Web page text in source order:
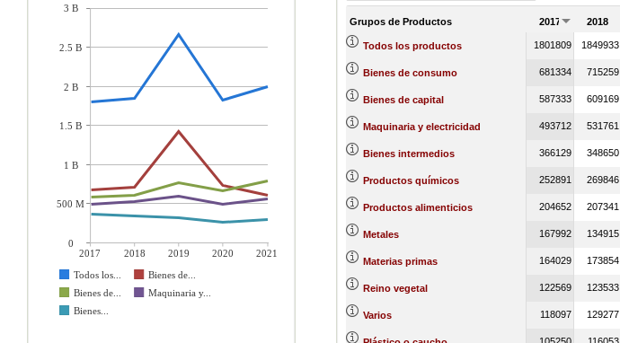
2017 2018 2019 2020
2021
Todos los...
Bienes de...
Bienes de...
Maquinaria y...
Bienes...
3 B
2.5 B
2 B
1.5 B
1 B
500 M
0
Grupos de Productos 2017 2018
Todos los productos 1801809 1849933
Bienes de consumo 681334 715259
Bienes de capital 587333 609169
Maquinaria y electricidad 493712 531761
Bienes intermedios 366129 348650
Productos químicos 252891 269846
Productos alimenticios 204652 207341
Metales 167992 134915
Materias primas 164029 173854
Reino vegetal 122569 123533
Varios 118097 129277
105250 116053